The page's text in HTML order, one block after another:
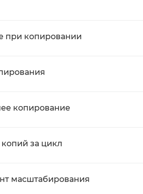
при копировании
копирование
за цикл
масштабирования